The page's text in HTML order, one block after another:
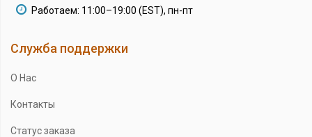
Работаем: 11:00–19:00 (EST), пн-пт
Служба поддержки
О Нас
Контакты
Статус заказа